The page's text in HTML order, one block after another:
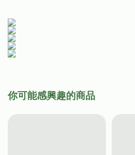
你可能感興趣的商品